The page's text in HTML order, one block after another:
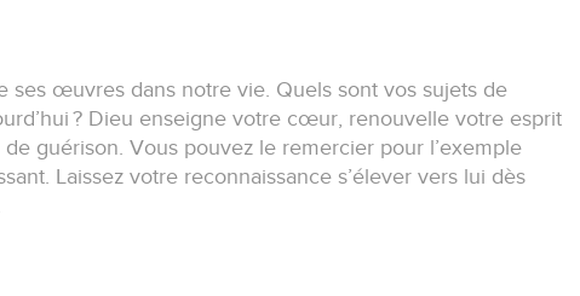
ses œuvres dans notre vie. Quels sont vos sujets de
? Dieu enseigne votre cœur, renouvelle votre esprit
guérison. Vous pouvez le remercier pour l’exemple
Laissez votre reconnaissance s’élever vers lui dès